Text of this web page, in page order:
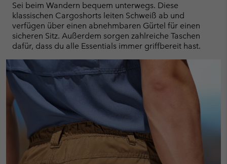
Sei beim Wandern bequem unterwegs. Diese
klassischen Cargoshorts leiten Schweiß ab und
verfügen über einen abnehmbaren Gürtel für einen
sicheren Sitz. Außerdem sorgen zahlreiche Taschen
dafür, dass du alle Essentials immer griffbereit hast.